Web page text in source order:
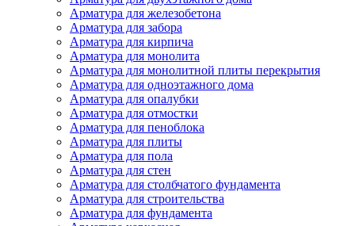
Арматура для железобетона
Арматура для забора
Арматура для кирпича
Арматура для монолита
Арматура для монолитной плиты перекрытия
Арматура для одноэтажного дома
Арматура для опалубки
Арматура для отмостки
Арматура для пеноблока
Арматура для плиты
Арматура для пола
Арматура для стен
Арматура для столбчатого фундамента
Арматура для строительства
Арматура для фундамента